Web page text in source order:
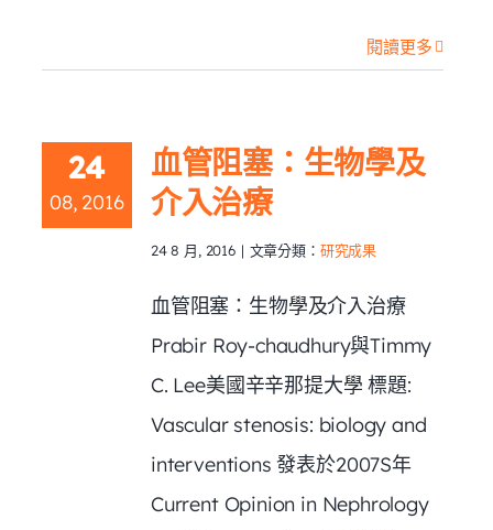
閱讀更多
24
08, 2016
血管阻塞：生物學及
介入治療
24 8 月, 2016 | 文章分類： 研究成果
血管阻塞：生物學及介入治療
Prabir Roy-chaudhury與Timmy
C. Lee美國辛辛那提大學 標題:
Vascular stenosis: biology and
interventions 發表於2007S年
Current Opinion in Nephrology